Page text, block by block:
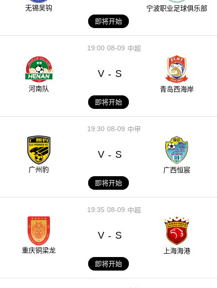
无锡吴钩
宁波职业足球俱乐部
即将开始
08-09
19:00 中超
河南队
V - S
青岛西海岸
即将开始
08-09
19:30 中甲
广州豹
V - S
广西恒宸
即将开始
08-09
19:35 中超
重庆铜梁龙
V - S
上海海港
即将开始